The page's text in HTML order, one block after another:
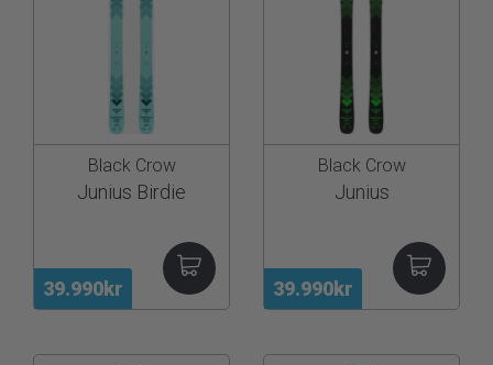
39.990kr
Black Crow
Junius Birdie
39.990kr
Black Crow
Junius